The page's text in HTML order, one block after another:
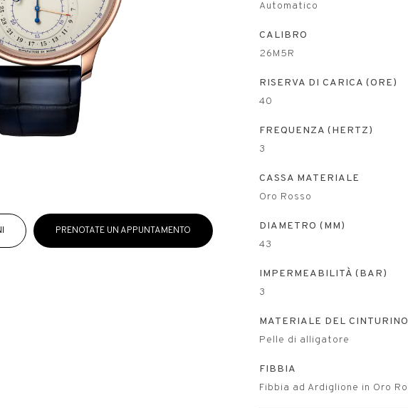
PRENOTATE UN APPUNTAMENTO
Automatico
CALIBRO
26M5R
RISERVA DI CARICA (ORE)
40
FREQUENZA (HERTZ)
3
CASSA MATERIALE
Oro Rosso
DIAMETRO (MM)
43
IMPERMEABILITÀ (BAR)
3
MATERIALE DEL CINTURINO
Pelle di alligatore
FIBBIA
Fibbia ad Ardiglione in Oro